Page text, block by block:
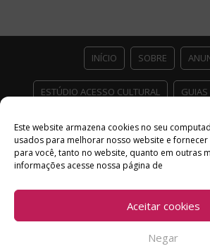
Este website armazena cookies no seu
usados ​​para melhorar nosso website e
para você, tanto no website, quanto em outras
informações acesse nossa página de
Aceitar cookies
Negar
INÍCIO SOBRE
ESTÚDIO ACESSO CULTURAL GUIAS
CONTATO POLÍTICA DE
Facebook
Twitter